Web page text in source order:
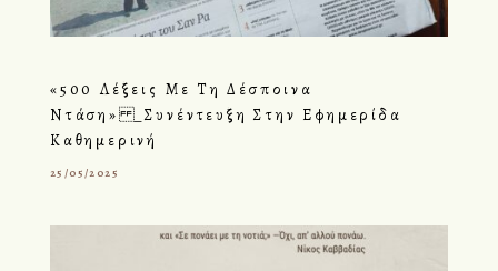
«500 Λέξεις Με Τη Δέσποινα
Ντάση» _Συνέντευξη Στην Εφημερίδα
Καθημερινή
25/05/2025